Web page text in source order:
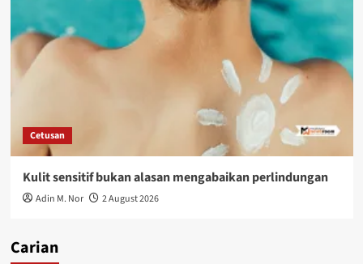
Cetusan
Kulit sensitif bukan alasan mengabaikan perlindungan
Adin M. Nor 2 August 2026
Carian